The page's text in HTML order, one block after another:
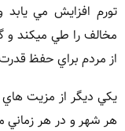
تورم افزايش مي
مخالف را طي ميکند و
از مردم براي حفظ
يکي ديگر از مزيت
هر شهر و در هر زماني